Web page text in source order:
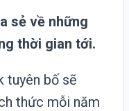
sẻ về những
thời gian tới.
tuyên bố sẽ
thức mỗi năm